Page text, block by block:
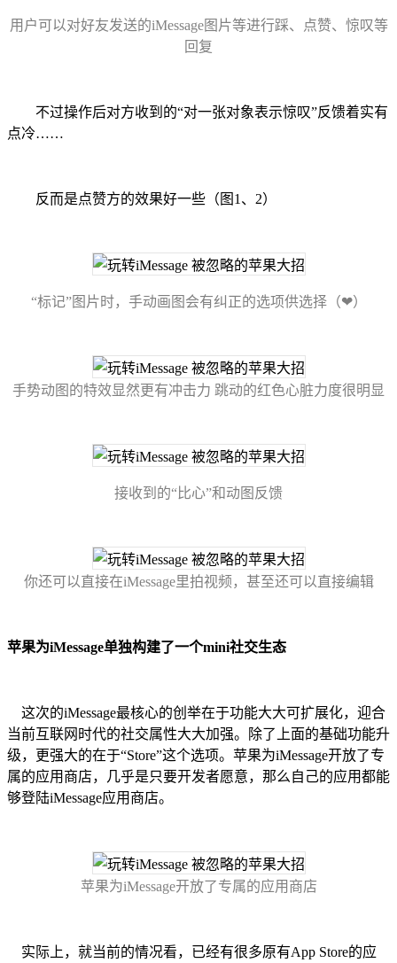
用户可以对好友发送的iMessage图片等进行踩、点赞、惊叹等
回复
不过操作后对方收到的“对一张对象表示惊叹”反馈着实有
点冷……
反而是点赞方的效果好一些（图1、2）
“标记”图片时，手动画图会有纠正的选项供选择（❤）
手势动图的特效显然更有冲击力 跳动的红色心脏力度很明显
接收到的“比心”和动图反馈
你还可以直接在iMessage里拍视频，甚至还可以直接编辑
苹果为iMessage单独构建了一个mini社交生态
这次的iMessage最核心的创举在于功能大大可扩展化，迎合
当前互联网时代的社交属性大大加强。除了上面的基础功能升
级，更强大的在于“Store”这个选项。苹果为iMessage开放了专
属的应用商店，几乎是只要开发者愿意，那么自己的应用都能
够登陆iMessage应用商店。
苹果为iMessage开放了专属的应用商店
实际上，就当前的情况看，已经有很多原有App Store的应